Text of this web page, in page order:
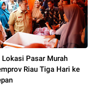
Lokasi Pasar Murah
Riau Tiga Hari ke